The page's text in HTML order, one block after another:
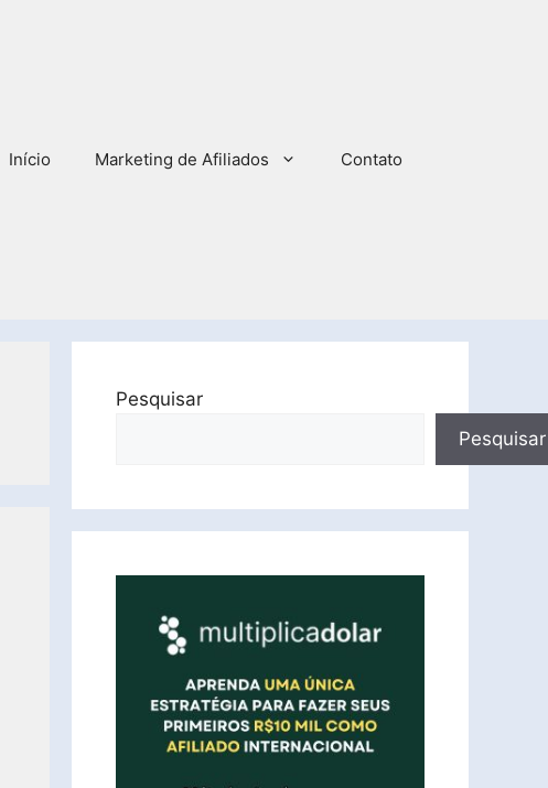
Início Marketing de Afiliados Contato
Pesquisar
Pesquisar